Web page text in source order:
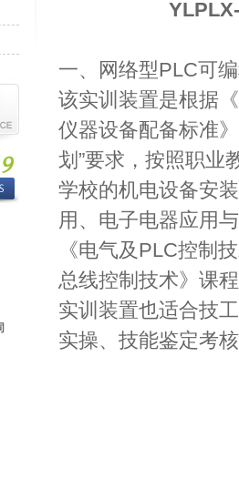
一、网络型PLC可
该实训装置是根据
仪器设备配备标准
划”要求，按照职业
学校的机电设备安
用、电子电器应用
《电气及PLC控制
总线控制技术》课
实训装置也适合技
实操、技能鉴定考